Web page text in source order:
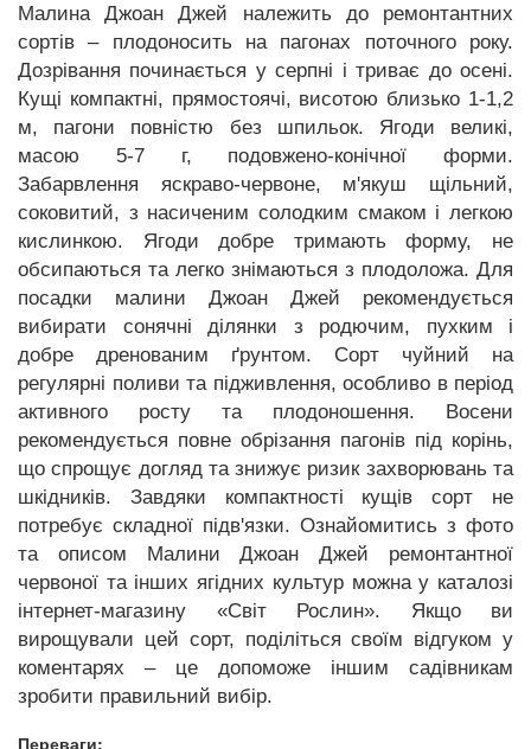
Малина Джоан Джей належить до ремонтантних
сортів – плодоносить на пагонах поточного року.
Дозрівання починається у серпні і триває до осені.
Кущі компактні, прямостоячі, висотою близько 1-1,2
м, пагони повністю без шпильок. Ягоди великі,
масою 5-7 г, подовжено-конічної форми.
Забарвлення яскраво-червоне, м'якуш щільний,
соковитий, з насиченим солодким смаком і легкою
кислинкою. Ягоди добре тримають форму, не
обсипаються та легко знімаються з плодоложа. Для
посадки малини Джоан Джей рекомендується
вибирати сонячні ділянки з родючим, пухким і
добре дренованим ґрунтом. Сорт чуйний на
регулярні поливи та підживлення, особливо в період
активного росту та плодоношення. Восени
рекомендується повне обрізання пагонів під корінь,
що спрощує догляд та знижує ризик захворювань та
шкідників. Завдяки компактності кущів сорт не
потребує складної підв'язки. Ознайомитись з фото
та описом Малини Джоан Джей ремонтантної
червоної та інших ягідних культур можна у каталозі
інтернет-магазину «Світ Рослин». Якщо ви
вирощували цей сорт, поділіться своїм відгуком у
коментарях – це допоможе іншим садівникам
зробити правильний вибір.
Переваги: